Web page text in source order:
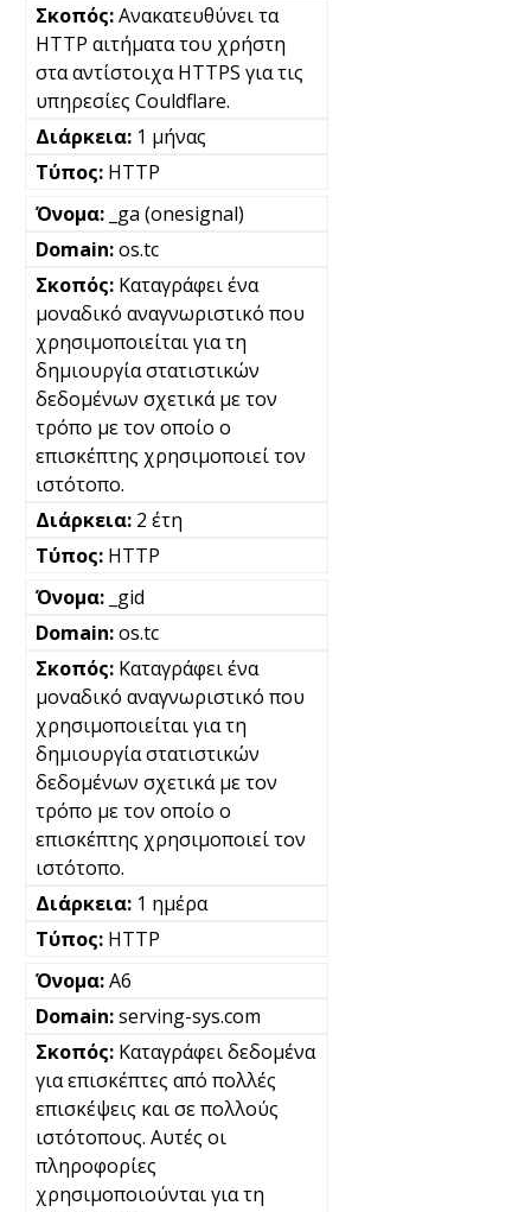
Ανακατευθύνει τα
HTTP αιτήματα του χρήστη
στα αντίστοιχα HTTPS για τις
υπηρεσίες Couldflare.
1 μήνας
HTTP
_ga (onesignal)
os.tc
Καταγράφει ένα
μοναδικό αναγνωριστικό που
χρησιμοποιείται για τη
δημιουργία στατιστικών
δεδομένων σχετικά με τον
τρόπο με τον οποίο ο
επισκέπτης χρησιμοποιεί τον
ιστότοπο.
2 έτη
HTTP
_gid
os.tc
Καταγράφει ένα
μοναδικό αναγνωριστικό που
χρησιμοποιείται για τη
δημιουργία στατιστικών
δεδομένων σχετικά με τον
τρόπο με τον οποίο ο
επισκέπτης χρησιμοποιεί τον
ιστότοπο.
1 ημέρα
HTTP
A6
serving-sys.com
Καταγράφει δεδομένα
για επισκέπτες από πολλές
επισκέψεις και σε πολλούς
ιστότοπους. Αυτές οι
πληροφορίες
χρησιμοποιούνται για τη